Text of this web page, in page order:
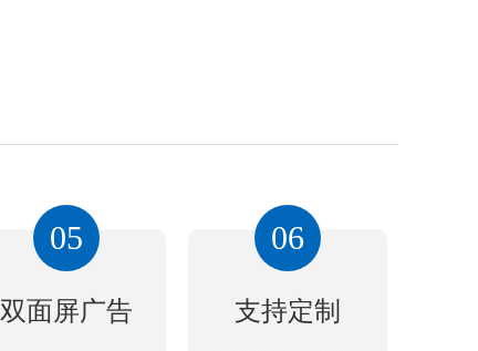
05
双面屏广告
06
支持定制